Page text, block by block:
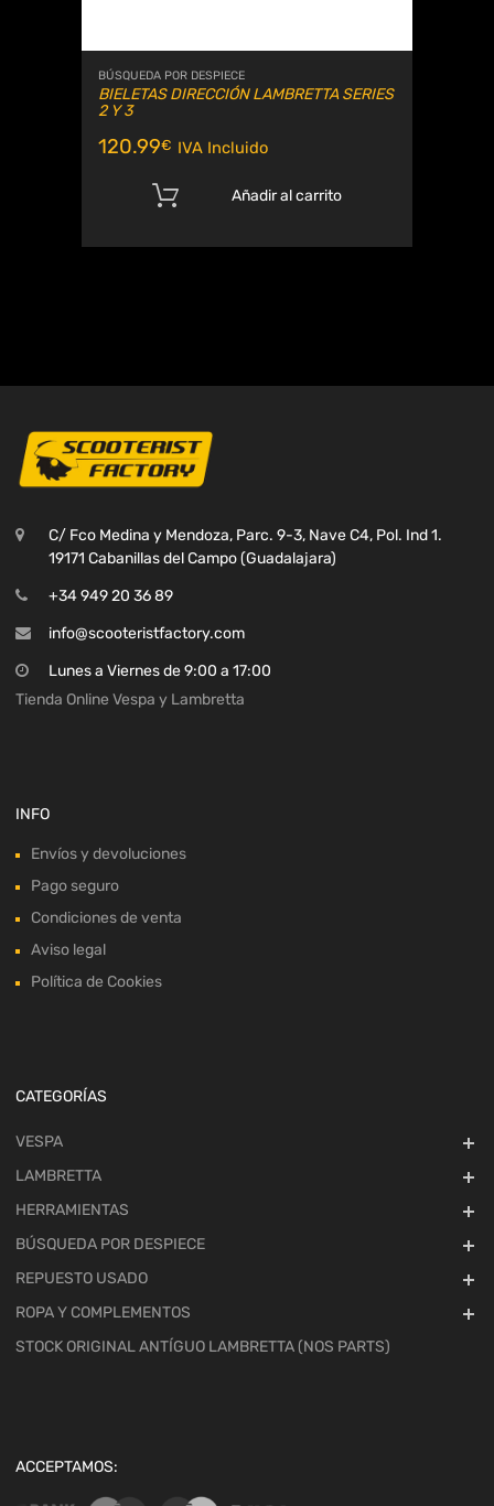
BÚSQUEDA POR DESPIECE
BIELETAS DIRECCIÓN LAMBRETTA SERIES
2 Y 3
120.99€ IVA Incluido
Añadir al carrito
C/ Fco Medina y Mendoza, Parc. 9-3, Nave C4, Pol. Ind 1.
19171 Cabanillas del Campo (Guadalajara)
+34 949 20 36 89
info@scooteristfactory.com
Lunes a Viernes de 9:00 a 17:00
Tienda Online Vespa y Lambretta
INFO
Envíos y devoluciones
Pago seguro
Condiciones de venta
Aviso legal
Política de Cookies
CATEGORÍAS
VESPA
LAMBRETTA
HERRAMIENTAS
BÚSQUEDA POR DESPIECE
REPUESTO USADO
ROPA Y COMPLEMENTOS
STOCK ORIGINAL ANTÍGUO LAMBRETTA (NOS PARTS)
ACCEPTAMOS: